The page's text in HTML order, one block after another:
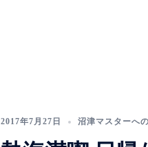
2017年7月27日 沼津マスターへ